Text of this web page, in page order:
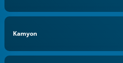
Kamyon